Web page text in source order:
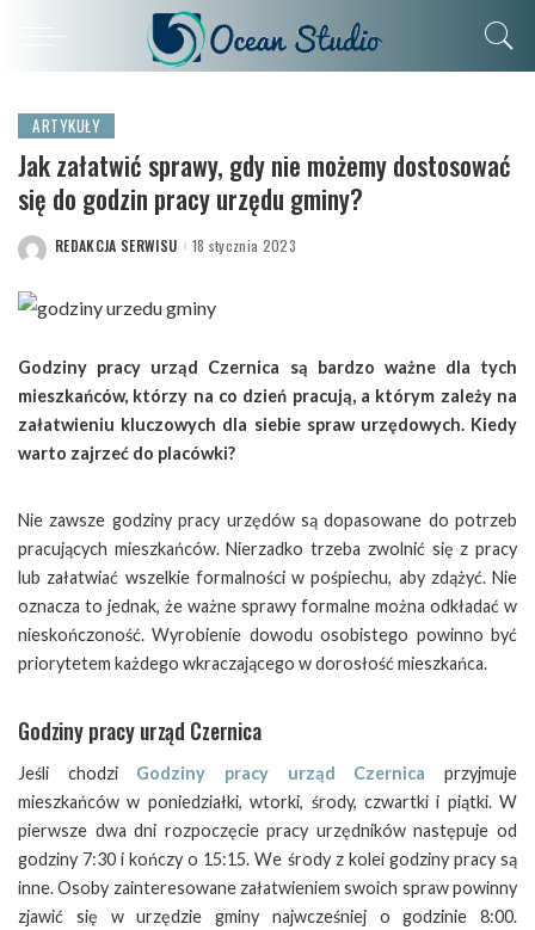
ARTYKUŁY
Jak załatwić sprawy, gdy nie możemy dostosować
się do godzin pracy urzędu gminy?
POSTED
REDAKCJA SERWISU 18 stycznia 2023
Godziny pracy urząd Czernica są bardzo ważne dla tych
mieszkańców, którzy na co dzień pracują, a którym zależy na
załatwieniu kluczowych dla siebie spraw urzędowych. Kiedy
warto zajrzeć do placówki?
Nie zawsze godziny pracy urzędów są dopasowane do potrzeb
pracujących mieszkańców. Nierzadko trzeba zwolnić się z pracy
lub załatwiać wszelkie formalności w pośpiechu, aby zdążyć. Nie
oznacza to jednak, że ważne sprawy formalne można odkładać w
nieskończoność. Wyrobienie dowodu osobistego powinno być
priorytetem każdego wkraczającego w dorosłość mieszkańca.
Godziny pracy urząd Czernica
Jeśli chodzi Godziny pracy urząd Czernica
przyjmuje
mieszkańców w poniedziałki, wtorki, środy, czwartki i piątki. W
pierwsze dwa dni rozpoczęcie pracy urzędników następuje od
godziny 7:30 i kończy o 15:15. We środy z kolei godziny pracy są
inne. Osoby zainteresowane załatwieniem swoich spraw powinny
zjawić się w urzędzie gminy najwcześniej o godzinie 8:00.